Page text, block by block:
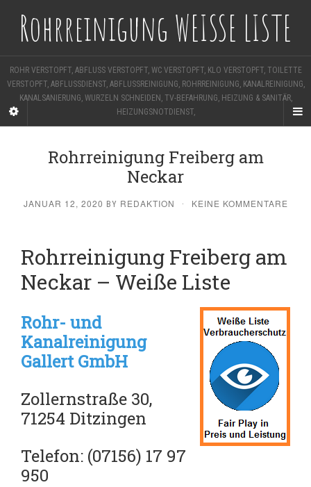
Rohrreinigung WEISSE LISTE
ROHR VERSTOPFT, ABFLUSS VERSTOPFT, WC VERSTOPFT, KLO VERSTOPFT, TOILETTE
VERSTOPFT, ABFLUSSDIENST, ABFLUSSREINIGUNG, ROHRREINIGUNG, KANALREINIGUNG,
KANALSANIERUNG, WURZELN SCHNEIDEN, TV-BEFAHRUNG, HEIZUNG & SANITÄR,
HEIZUNGSNOTDIENST,
Rohrreinigung Freiberg am
Neckar
JANUAR 12, 2020 BY REDAKTION · KEINE KOMMENTARE
Rohrreinigung Freiberg am
Neckar – Weiße Liste
Rohr- und
Kanalreinigung
Gallert GmbH
Zollernstraße 30,
71254 Ditzingen
Telefon: (07156) 17 97
950